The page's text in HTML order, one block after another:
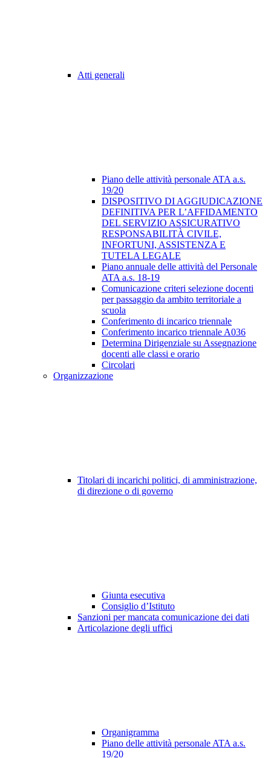
Atti generali
Piano delle attività personale ATA a.s.
19/20
DISPOSITIVO DI AGGIUDICAZIONE
DEFINITIVA PER L’AFFIDAMENTO
DEL SERVIZIO ASSICURATIVO
RESPONSABILITÀ CIVILE,
INFORTUNI, ASSISTENZA E
TUTELA LEGALE
Piano annuale delle attività del Personale
ATA a.s. 18-19
Comunicazione criteri selezione docenti
per passaggio da ambito territoriale a
scuola
Conferimento di incarico triennale
Conferimento incarico triennale A036
Determina Dirigenziale su Assegnazione
docenti alle classi e orario
Circolari
Organizzazione
Titolari di incarichi politici, di amministrazione,
di direzione o di governo
Giunta esecutiva
Consiglio d’Istituto
Sanzioni per mancata comunicazione dei dati
Articolazione degli uffici
Organigramma
Piano delle attività personale ATA a.s.
19/20